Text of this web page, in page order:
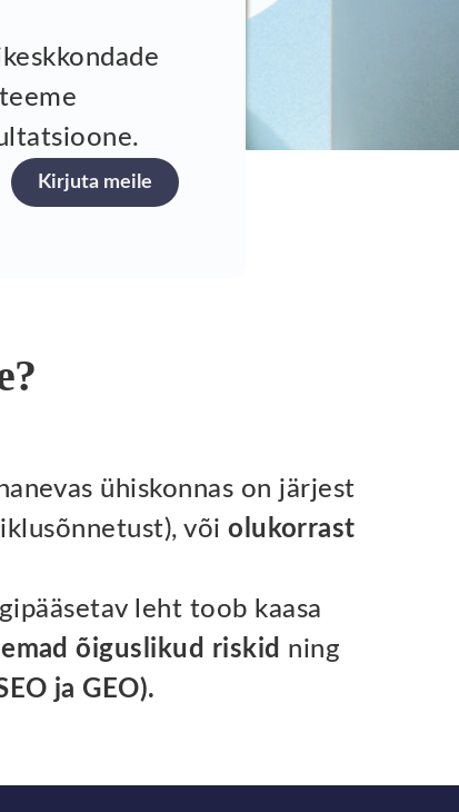
Kirjuta meile
ühiskonnas on järjest
võiolukorrast
leht toob kaasa
õiguslikud riskid ning
ja GEO).